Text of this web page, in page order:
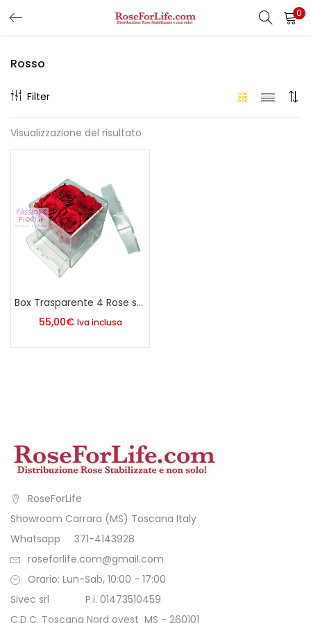
0
Rosso
Filter
Visualizzazione del risultato
Box Trasparente 4 Rose stabilizzate Rosse con Cassetto
55,00€ Iva inclusa
RoseForLife
Showroom Carrara (MS) Toscana Italy
Whatsapp 371-4143928
roseforlife.com@gmail.com
Orario: Lun-Sab, 10:00 - 17:00
Sivec srl P.i. 01473510459
C.D.C. Toscana Nord ovest MS - 260101
Enter your username and password to login.
Lost password?